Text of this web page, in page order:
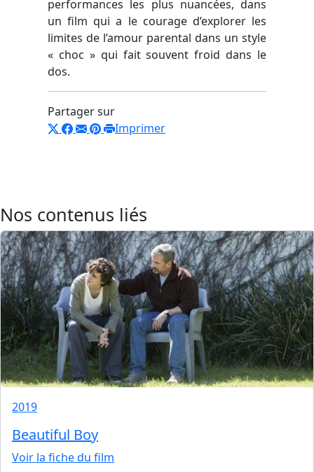
performances les plus nuancées, dans
un film qui a le courage d’explorer les
limites de l’amour parental dans un style
« choc » qui fait souvent froid dans le
dos.
Partager sur
Imprimer
Nos contenus liés
2019
Beautiful Boy
Voir la fiche du film